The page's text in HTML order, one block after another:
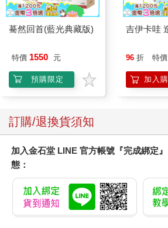
強調的是保持距離與自我保護。也許正因
的關係愈來愈少，感到孤立的人也變得愈
困難，我們還是必須努力創造「雙方都
魚無法因為水質混濁而離開水般，人也
痛苦就完全逃離，這也正是當代社會，
MBT）的精神分析學家彼得・福納吉（
智化」定義為「理解他人心理狀態的能力
麼體心能力是人際關係中的關鍵能力。
理學理論實際應用於自己的生活與人際互
的「體心工作坊」的方法與經驗也融入本
四章，第一章將探討「為什麼即使付出了
營人際關係」，透過這一點來說明體心是
若在欠缺體心的狀態下投入的關懷與努力
係。第二章將介紹體心能力是如何發展的
產生什麼樣的影響，此外，本章節也會分
驀然回首(藍光典藏版)
特價 1550 元
預購限定
吉伊卡哇
96 折 特價
加入
訂購/退換貨須知
加入金石堂 LINE 官方帳號『完成綁定
態：